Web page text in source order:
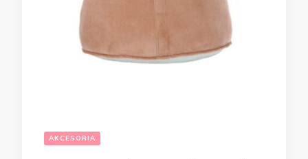
AKCESORIA